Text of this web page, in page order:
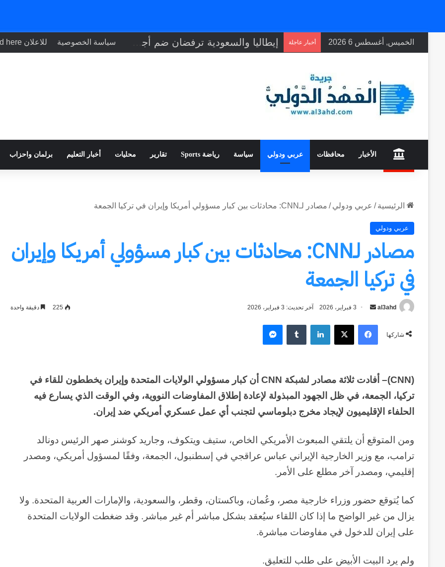
الخميس, أغسطس 6 2026 أخبار عاجلة إيطاليا والسعودية ترفضان ضم أجزاء من الضفة الغربية وفرض قيود في هرمز سياسة الخصوصية للاعلان Your ad here
الأخبار محافظات عربي ودولي سياسة رياضة Sports تقارير محليات أخبار التعليم برلمان واحزاب
الرئيسية / عربي ودولي / مصادر لـCNN: محادثات بين كبار مسؤولي أمريكا وإيران في تركيا الجمعة
عربي ودولي
مصادر لـCNN: محادثات بين كبار مسؤولي أمريكا وإيران
في تركيا الجمعة
al3ahd
أرسل
إلكترونيا
3 فبراير، 2026 آخر تحديث: 3 فبراير، 2026 225 دقيقة واحدة
شاركها
فيسبوك‫X لينكدإن
‏Tumblr ماسنجر
(
CNN)– أفادت ثلاثة مصادر لشبكة CNN أن كبار مسؤولي الولايات المتحدة وإيران يخططون للقاء في
تركيا، الجمعة، في ظل الجهود المبذولة لإعادة إطلاق المفاوضات النووية، وفي الوقت الذي يسارع فيه
الحلفاء الإقليميون لإيجاد مخرج دبلوماسي لتجنب أي عمل عسكري أمريكي ضد إيران.
ومن المتوقع أن يلتقي المبعوث الأمريكي الخاص، ستيف ويتكوف، وجاريد كوشنر صهر الرئيس دونالد
ترامب، مع وزير الخارجية الإيراني عباس عراقجي في إسطنبول، الجمعة، وفقًا لمسؤول أمريكي، ومصدر
إقليمي، ومصدر آخر مطلع على الأمر.
كما يُتوقع حضور وزراء خارجية مصر، وعُمان، وباكستان، وقطر، والسعودية، والإمارات العربية المتحدة. ولا
يزال من غير الواضح ما إذا كان اللقاء سيُعقد بشكل مباشر أم غير مباشر. وقد ضغطت الولايات المتحدة
على إيران للدخول في مفاوضات مباشرة.
ولم يرد البيت الأبيض على طلب للتعليق.